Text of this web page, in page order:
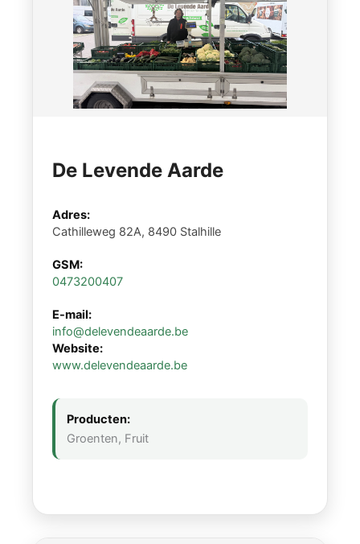
De Levende Aarde
Adres:
Cathilleweg 82A, 8490 Stalhille
GSM:
0473200407
E-mail:
info@delevendeaarde.be
Website:
www.delevendeaarde.be
Producten:
Groenten, Fruit